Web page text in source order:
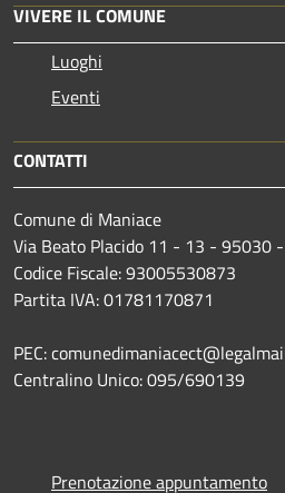
VIVERE IL COMUNE
Luoghi
Eventi
CONTATTI
Comune di Maniace
Via Beato Placido 11 - 13 - 95030
Codice Fiscale: 93005530873
Partita IVA: 01781170871
PEC:
Centralino Unico: 095/690139
Prenotazione appuntamento